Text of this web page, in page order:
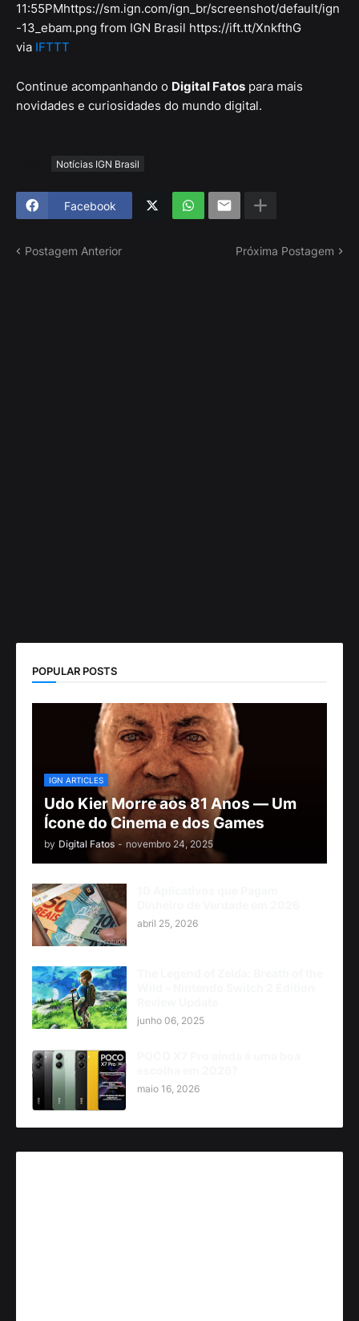
11:55PMhttps://sm.ign.com/ign_br/screenshot/default/ign
-13_ebam.png from IGN Brasil https://ift.tt/XnkfthG
via IFTTT
Continue acompanhando o Digital Fatos para mais
novidades e curiosidades do mundo digital.
Notícias IGN Brasil
Facebook
Postagem Anterior Próxima Postagem
POPULAR POSTS
IGN ARTICLES
Udo Kier Morre aos 81 Anos — Um
Ícone do Cinema e dos Games
by Digital Fatos - novembro 24, 2025
abril 25, 2026
junho 06, 2025
maio 16, 2026